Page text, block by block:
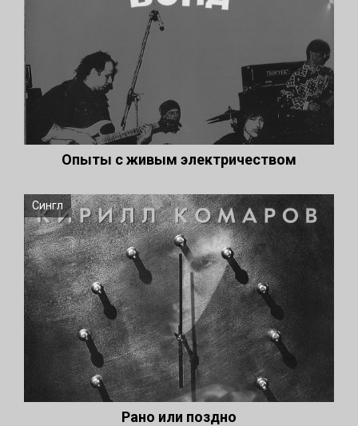
Опыты с живым электричеством
Сингл
Рано или поздно